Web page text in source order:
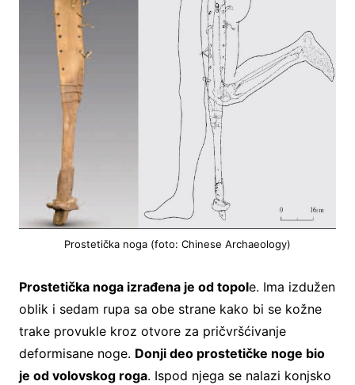
Prostetička noga (foto: Chinese Archaeology)
Prostetička noga izrađena je od topole. Ima izdužen
oblik i sedam rupa sa obe strane kako bi se kožne
trake provukle kroz otvore za pričvršćivanje
deformisane noge. Donji deo prostetičke noge bio
je od volovskog roga. Ispod njega se nalazi konjsko